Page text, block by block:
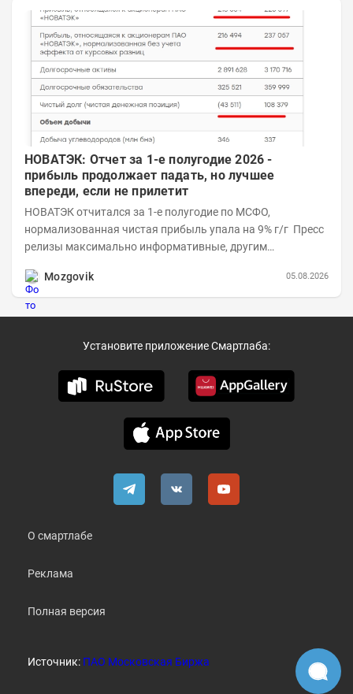
НОВАТЭК: Отчет за 1-е полугодие 2026 -
прибыль продолжает падать, но лучшее
впереди, если не прилетит
НОВАТЭК отчитался за 1-е полугодие по МСФО,
нормализованная чистая прибыль упала на 9% г/г Пресс
релизы максимально информативные, другим
Mozgovik
05.08.2026
Установите приложение Смартлаба:
О смартлабе
Реклама
Полная версия
Источник: ПАО Московская Биржа